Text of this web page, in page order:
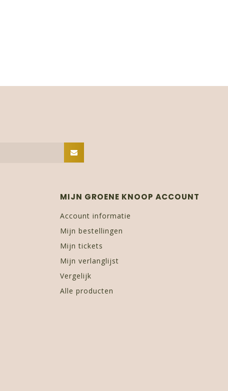
MIJN GROENE KNOOP ACCOUNT
Account informatie
Mijn bestellingen
Mijn tickets
Mijn verlanglijst
Vergelijk
Alle producten